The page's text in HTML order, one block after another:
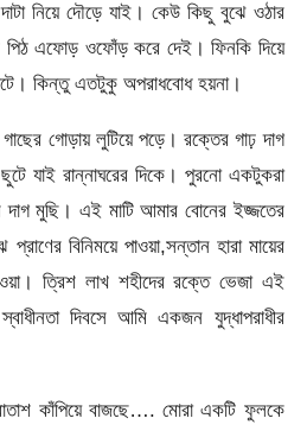
নিয়ে দৌড়ে যাই। কেউ কিছু বুঝে ওঠার
এফোড় ওফোঁড় করে দেই। ফিনকি দিয়ে
কিন্তু এতটুকু অপরাধবোধ হয়না।
গোড়ায় লুটিয়ে পড়ে। রক্তের গাঢ় দাগ
যাই রান্নাঘরের দিকে। পুরনো একটুকরা
দাগ মুছি। এই মাটি আমার বোনের ইজ্জতের
বিনিময়ে পাওয়া,সন্তান হারা মায়ের
ত্রিশ লাখ শহীদের রক্তে ভেজা এই
দিবসে আমি একজন যুদ্ধাপরাধীর
কাঁপিয়ে বাজছে…. মোরা একটি ফুলকে